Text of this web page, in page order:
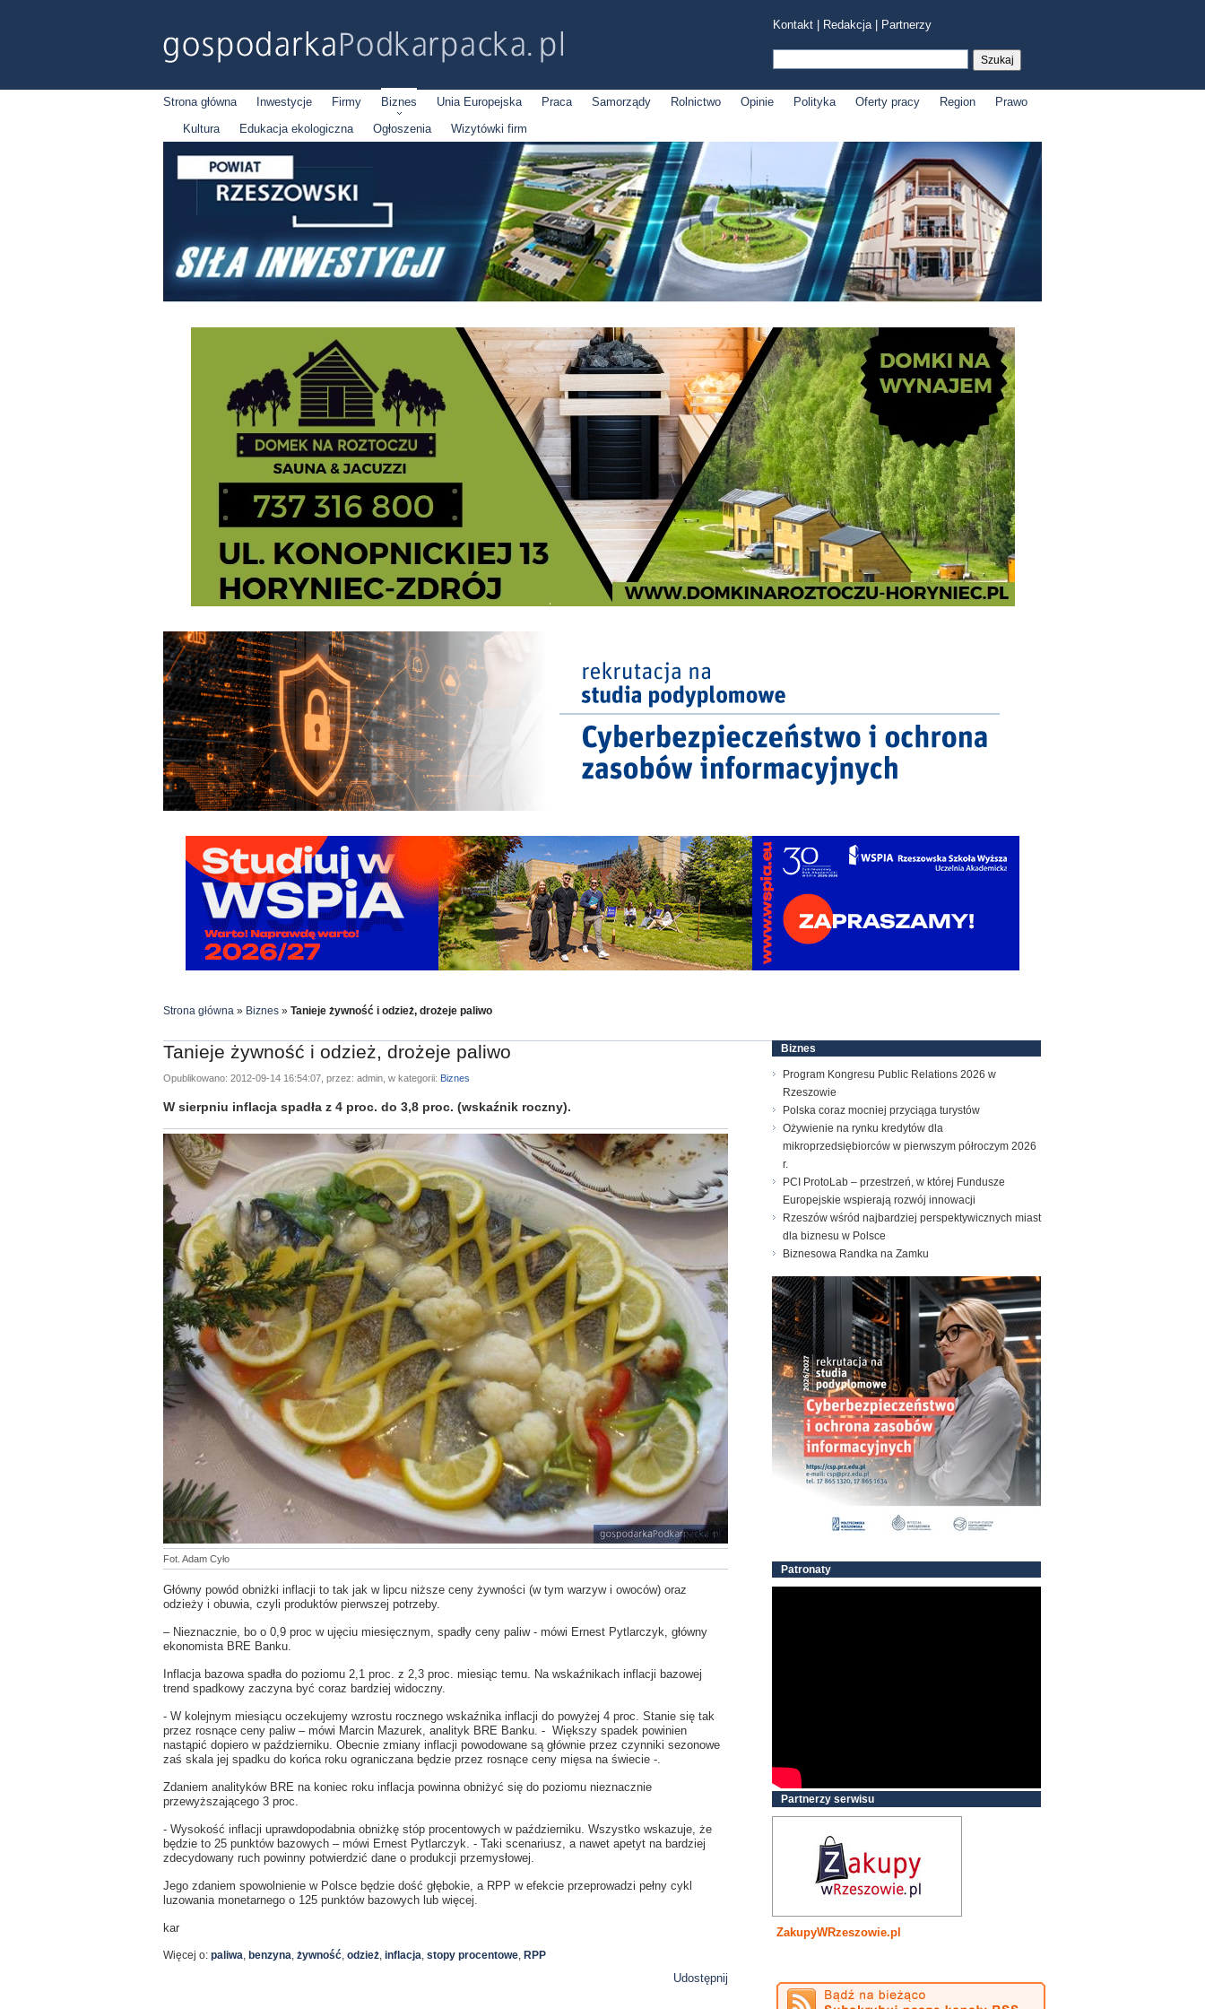
Kontakt Redakcja| Partnerzy
Strona główna Inwestycje Firmy Biznes Unia Europejska Praca Samorządy Rolnictwo Opinie Polityka Oferty pracy Region
Prawo
Kultura
Edukacja ekologiczna Ogłoszenia Wizytówki firm
Strona główna » Biznes » Tanieje żywność i odzież, drożeje paliwo
Tanieje żywność i odzież, drożeje paliwo
Opublikowano: 2012-09-14 16:54:07, przez: admin, w kategorii: Biznes
W sierpniu inflacja spadła z 4 proc. do 3,8 proc. (wskaźnik roczny).
Fot. Adam Cyło
Główny powód obniżki inflacji to tak jak w lipcu niższe ceny żywności (w tym warzyw i owoców) oraz
odzieży i obuwia, czyli produktów pierwszej potrzeby.
– Nieznacznie, bo o 0,9 proc w ujęciu miesięcznym, spadły ceny paliw - mówi Ernest Pytlarczyk, główny
ekonomista BRE Banku.
Inflacja bazowa spadła do poziomu 2,1 proc. z 2,3 proc. miesiąc temu. Na wskaźnikach inflacji bazowej
trend spadkowy zaczyna być coraz bardziej widoczny.
- W kolejnym miesiącu oczekujemy wzrostu rocznego wskaźnika inflacji do powyżej 4 proc. Stanie się tak
przez rosnące ceny paliw – mówi Marcin Mazurek, analityk BRE Banku. - Większy spadek powinien
nastąpić dopiero w październiku. Obecnie zmiany inflacji powodowane są głównie przez czynniki sezonowe
zaś skala jej spadku do końca roku ograniczana będzie przez rosnące ceny mięsa na świecie -.
Zdaniem analityków BRE na koniec roku inflacja powinna obniżyć się do poziomu nieznacznie
przewyższającego 3 proc.
- Wysokość inflacji uprawdopodabnia obniżkę stóp procentowych w październiku. Wszystko wskazuje, że
będzie to 25 punktów bazowych – mówi Ernest Pytlarczyk. - Taki scenariusz, a nawet apetyt na bardziej
zdecydowany ruch powinny potwierdzić dane o produkcji przemysłowej.
Jego zdaniem spowolnienie w Polsce będzie dość głębokie, a RPP w efekcie przeprowadzi pełny cykl
luzowania monetarnego o 125 punktów bazowych lub więcej.
kar
Więcej o: paliwa, benzyna, żywność, odzież, inflacja, stopy procentowe, RPP
Udostępnij
Biznes
Program Kongresu Public Relations 2026 w
Rzeszowie
Polska coraz mocniej przyciąga turystów
Ożywienie na rynku kredytów dla
mikroprzedsiębiorców w pierwszym półroczym 2026
r.
PCI ProtoLab – przestrzeń, w której Fundusze
Europejskie wspierają rozwój innowacji
Rzeszów wśród najbardziej perspektywicznych miast
dla biznesu w Polsce
Biznesowa Randka na Zamku
Patronaty
Partnerzy serwisu
ZakupyWRzeszowie.pl